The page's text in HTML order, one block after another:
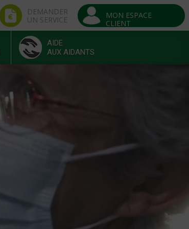
DEMANDER
UN SERVICE
MON ESPACE
CLIENT
AIDE
AUX AIDANTS